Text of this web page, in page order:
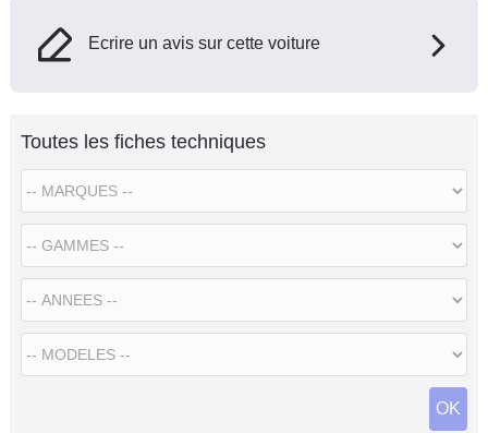
Ecrire un avis sur cette voiture
Toutes les fiches techniques